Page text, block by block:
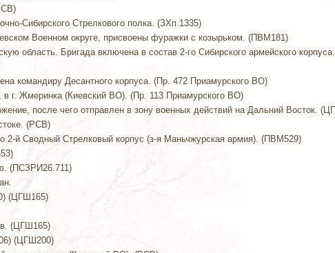
Сибирского Стрелкового полка. (ЗХп.1335)
Военном округе, присвоены фуражки с козырьком. (ПВМ181)
область. Бригада включена в состав 2-го Сибирского армейского
командиру Десантного корпуса. (Пр. 472 Приамурского ВО)
в г. Жмеринка (Киевский ВО). (Пр. 113 Приамурского ВО)
после чего отправлен в зону военных действий на Дальний Восток.
(РСВ)
2-й Сводный Стрелковый корпус (з-я Маньчжурская армия). (ПВМ529)
(ПСЗРИ26.711)
(ЦГШ165)
(ЦГШ165)
(ЦГШ200)